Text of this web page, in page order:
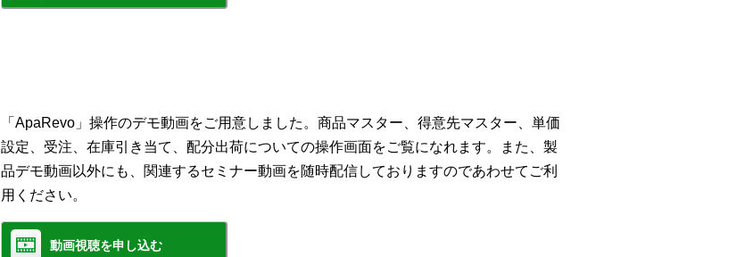
「ApaRevo」操作のデモ動画をご用意しました。商品マスター、得意先マスター、単価
設定、受注、在庫引き当て、配分出荷についての操作画面をご覧になれます。また、製
品デモ動画以外にも、関連するセミナー動画を随時配信しておりますのであわせてご利
用ください。
動画視聴を申し込む